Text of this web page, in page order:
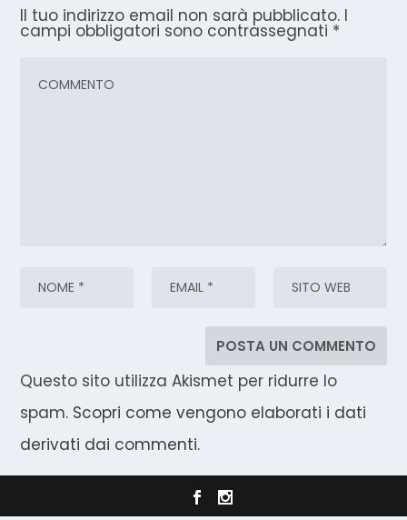
Il tuo indirizzo email non sarà pubblicato. I
campi obbligatori sono contrassegnati *
Questo sito utilizza Akismet per ridurre lo
spam. Scopri come vengono elaborati i dati
derivati dai commenti.